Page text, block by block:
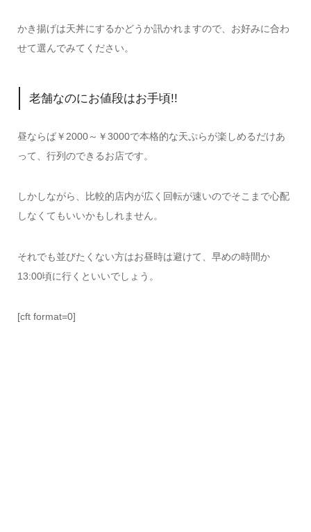
かき揚げは天丼にするかどうか訊かれますので、お好みに合わ
せて選んでみてください。
老舗なのにお値段はお手頃!!
昼ならば￥2000～￥3000で本格的な天ぷらが楽しめるだけあ
って、行列のできるお店です。
しかしながら、比較的店内が広く回転が速いのでそこまで心配
しなくてもいいかもしれません。
それでも並びたくない方はお昼時は避けて、早めの時間か
13:00頃に行くといいでしょう。
[cft format=0]